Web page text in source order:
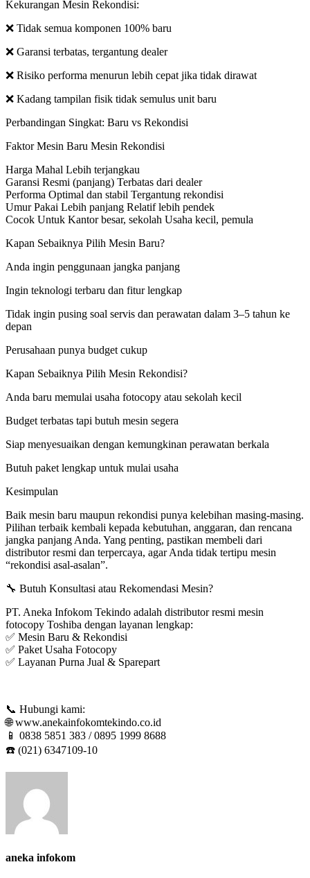
Kekurangan Mesin Rekondisi:
❌ Tidak semua komponen 100% baru
❌ Garansi terbatas, tergantung dealer
❌ Risiko performa menurun lebih cepat jika tidak dirawat
❌ Kadang tampilan fisik tidak semulus unit baru
Perbandingan Singkat: Baru vs Rekondisi
Faktor Mesin Baru Mesin Rekondisi
Harga Mahal Lebih terjangkau
Garansi Resmi (panjang) Terbatas dari dealer
Performa Optimal dan stabil Tergantung rekondisi
Umur Pakai Lebih panjang Relatif lebih pendek
Cocok Untuk Kantor besar, sekolah Usaha kecil, pemula
Kapan Sebaiknya Pilih Mesin Baru?
Anda ingin penggunaan jangka panjang
Ingin teknologi terbaru dan fitur lengkap
Tidak ingin pusing soal servis dan perawatan dalam 3–5 tahun ke
depan
Perusahaan punya budget cukup
Kapan Sebaiknya Pilih Mesin Rekondisi?
Anda baru memulai usaha fotocopy atau sekolah kecil
Budget terbatas tapi butuh mesin segera
Siap menyesuaikan dengan kemungkinan perawatan berkala
Butuh paket lengkap untuk mulai usaha
Kesimpulan
Baik mesin baru maupun rekondisi punya kelebihan masing-masing.
Pilihan terbaik kembali kepada kebutuhan, anggaran, dan rencana
jangka panjang Anda. Yang penting, pastikan membeli dari
distributor resmi dan terpercaya, agar Anda tidak tertipu mesin
“rekondisi asal-asalan”.
🔧 Butuh Konsultasi atau Rekomendasi Mesin?
PT. Aneka Infokom Tekindo adalah distributor resmi mesin
fotocopy Toshiba dengan layanan lengkap:
✅ Mesin Baru & Rekondisi
✅ Paket Usaha Fotocopy
✅ Layanan Purna Jual & Sparepart
📞 Hubungi kami:
🌐 www.anekainfokomtekindo.co.id
📱 0838 5851 383 / 0895 1999 8688
☎️ (021) 6347109-10
aneka infokom